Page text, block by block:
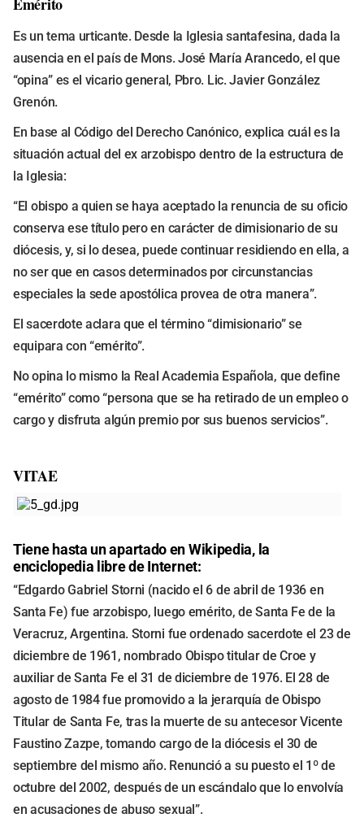
Es un tema urticante. Desde la Iglesia santafesina, dada la
ausencia en el país de Mons. José María Arancedo, el que
“opina” es el vicario general, Pbro. Lic. Javier González
Grenón.
En base al Código del Derecho Canónico, explica cuál es la
situación actual del ex arzobispo dentro de la estructura de
la Iglesia:
“El obispo a quien se haya aceptado la renuncia de su oficio
conserva ese título pero en carácter de dimisionario de su
diócesis, y, si lo desea, puede continuar residiendo en ella, a
no ser que en casos determinados por circunstancias
especiales la sede apostólica provea de otra manera”.
El sacerdote aclara que el término “dimisionario” se
equipara con “emérito”.
No opina lo mismo la Real Academia Española, que define
“emérito” como “persona que se ha retirado de un empleo o
cargo y disfruta algún premio por sus buenos servicios”.
VITAE
Tiene hasta un apartado en Wikipedia, la
enciclopedia libre de Internet:
“Edgardo Gabriel Storni (nacido el 6 de abril de 1936 en
Santa Fe) fue arzobispo, luego emérito, de Santa Fe de la
Veracruz, Argentina. Storni fue ordenado sacerdote el 23 de
diciembre de 1961, nombrado Obispo titular de Croe y
auxiliar de Santa Fe el 31 de diciembre de 1976. El 28 de
agosto de 1984 fue promovido a la jerarquía de Obispo
Titular de Santa Fe, tras la muerte de su antecesor Vicente
Faustino Zazpe, tomando cargo de la diócesis el 30 de
septiembre del mismo año. Renunció a su puesto el 1º de
octubre del 2002, después de un escándalo que lo envolvía
en acusaciones de abuso sexual”.